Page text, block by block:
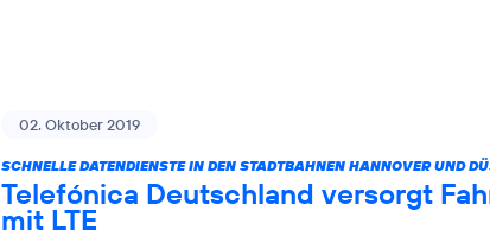
02. Oktober 2019
SCHNELLE DATENDIENSTE IN DEN STADTBAHNEN HANNOVER UND
Telefónica Deutschland versorgt
mit LTE